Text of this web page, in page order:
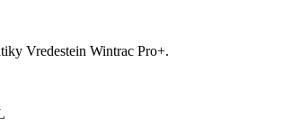
Vredestein Wintrac Pro+.